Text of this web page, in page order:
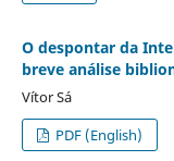
O despontar da
breve análise
Vítor Sá
PDF (English)